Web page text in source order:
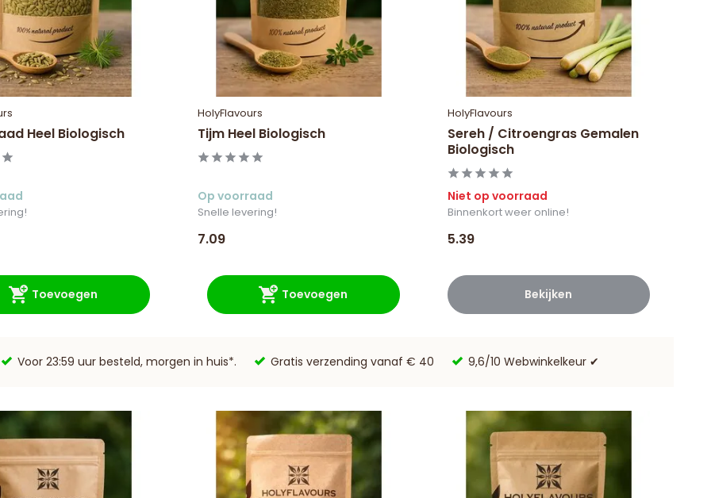
Heel Biologisch
Toevoegen
HolyFlavours
Tijm Heel Biologisch
Op voorraad
Snelle levering!
7.09
Toevoegen
HolyFlavours
Sereh / Citroengras Gemalen
Biologisch
Niet op voorraad
Binnenkort weer online!
5.39
Bekijken
Voor 23:59 uur besteld, morgen in huis*. Gratis verzending vanaf € 40 9,6/10 Webwinkelkeur ✔